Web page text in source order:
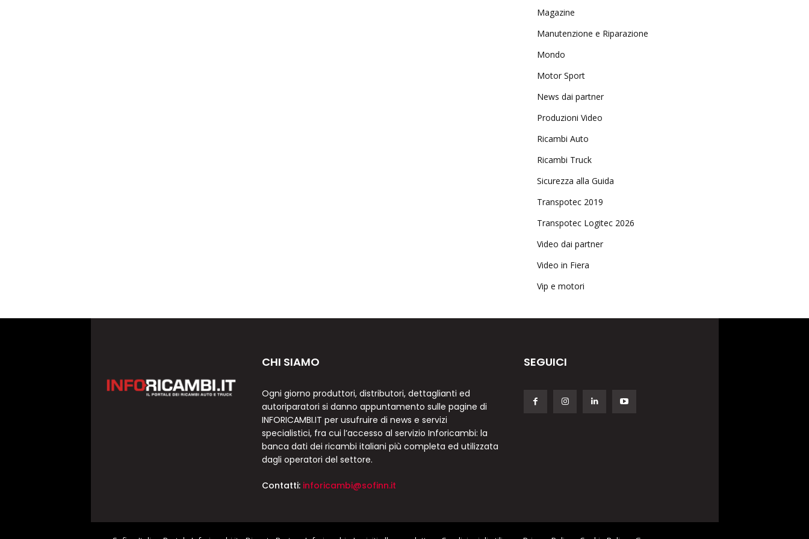
Magazine
Manutenzione e Riparazione
Mondo
Motor Sport
News dai partner
Produzioni Video
Ricambi Auto
Ricambi Truck
Sicurezza alla Guida
Transpotec 2019
Transpotec Logitec 2026
Video dai partner
Video in Fiera
Vip e motori
CHI SIAMO
Ogni giorno produttori, distributori, dettaglianti ed
autoriparatori si danno appuntamento sulle pagine di
INFORICAMBI.IT per usufruire di news e servizi
specialistici, fra cui l’accesso al servizio Inforicambi: la
banca dati dei ricambi italiani più completa ed utilizzata
dagli operatori del settore.
Contatti: inforicambi@sofinn.it
SEGUICI